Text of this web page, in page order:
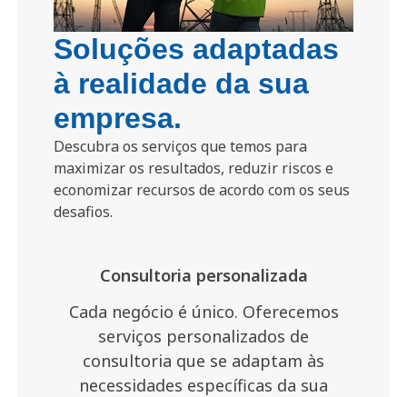
Soluções adaptadas
à realidade da sua
empresa.
Descubra os serviços que temos para
maximizar os resultados, reduzir riscos e
economizar recursos de acordo com os seus
desafios.
Consultoria personalizada
Cada negócio é único. Oferecemos
serviços personalizados de
consultoria que se adaptam às
necessidades específicas da sua